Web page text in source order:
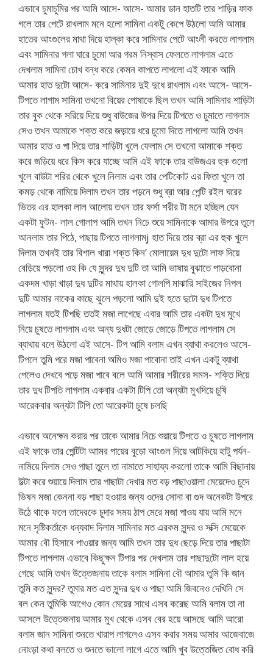
এভাবে চুমাচুমির পর আমি আসে- আসে- আমার ডান হাতটি তার শাড়ির ফাক
গলে তার পেটে রাখলাম মনে হলো সামিনা একটু কেপে উঠলো আমি আমার
হাতের আংগুলের মাথা দিয়ে হাল্কা করে সামিনার পেটে আংলী করতে লাগলাম
এবং সামিনার গলা ঘারে চুমো আর গরম নিস্বাস ফেলতে লাগলাম এতে
দেখলাম সামিনা চোখ বন্ধ করে কেমন কাপতে লাগলো এই ফাকে আমি
আমার হাত দুটো আসে- করে সামিনার দুই দুধে রাখলাম এবং আসে- আসে-
টিপতে লাগাম সামিনা তখনো বিয়ের পোষাকে ছিল তখন আমি সামিনার শাড়িটা
তার বুক থেকে সরিয়ে দিয়ে শুধু বাউজের উপর দিয়ে টিপতে ও চুমাতে লাগলাম
সেও তখন আমাকে শক্ত করে জড়ায়ে ধরে চুমো দিতে লাগলো আমি তখন
আমার হাত ও পা দিয়ে তার শাড়িটা খুলে ফেলাম সে তখনো আমাকে শক্ত
করে জড়িয়ে ধরে কিস করে যাচ্ছে আমি এই ফাকে তার বাউজএর হুক গুলো
খুলে বাউটা শরির থেকে খুলে নিলাম এবং তার পেটিকোট এর ফিতা খুলে তা
কমড় থেকে নামিয়ে দিলাম তখন তার পড়নে শুধু ব্রা আর পেন্টি রইল ঘরের
ভিতর এর হালকা লাল আলোয় তখন তার ফর্সা শরীর টা মনে হচ্ছিল যেন
একটা ফুটন- লাল গোলাপ আমি তখন নিচে শুয়ে সামিনাকে আমার উপরে তুলে
আনলাম তার পিঠে, পাছায় টিপতে লাগলাম্j হাত দিয়ে তার ব্রা এর হুক খুলে
দিলাম তখনই তার বিশাল খারা শক্ত কিন’ মোলায়েম দুধ দুটো লাফ দিয়ে
বেড়িয়ে পড়লো ওহ কি যে সুন্দর দুধ দুটি তা আমি ভাষায় বুঝাতে পাড়বোনা
একদম খাড়া খাড়া দুধ দুটির মাথায় হালকা গোলপি মাঝারি সাইজের নিপল
দুটি আমার নাকের কাছে ঝুলে পড়লো আমি দুই হতে দুটো দুধ টিপতে
লাগলাম যতই টিপছি ততই মজা লাগেছে এবার আমি তার একটা দুধ মুখে
নিয়ে চুষতে লাগলাম এবং অন্য দুধটা জোড়ে জোড়ে টিপতে লাগলাম সে
ব্যাথায় বলে উঠলো এই আসে- টিপ আমি বলাম এখন ব্যাথা করলেও আসে-
টিপলে তুমি পরে মজা পাবেনা অমিও মজা পাবোনা তাই এখন একটু ব্যাথা
পেলেও দেখবে পড়ে মজা পাবে বলে আমি আমার শরীরের সমস- শক্তি দিয়ে
তার দুধ টিপতি লাগলাম একবার একটা টিপি তো অন্যটা মুখদিয়ে চুষি
আরেকবার অন্যটা টিপি তো আরেকটা চুষে চলছি
এভাবে অনেক্ষন করার পর তাকে আমার নিচে শুয়ায়ে টিপতে ও চুষতে লাগলাম
এই ফাকে তার পেন্টিটা আামর পায়ের বুড়ো আংগুল দিয়ে আটকিয়ে হাটু পর্যন-
নামিয়ে দিলাম সেও পাছা তুলে তা নামাতে সাহায্য করলো তাকে আমি বিছানায়
উল্টা করে শুয়ায়ে দিলাম তার পাছাটা দেখার মত বড় পাছাওয়ালা মেয়েদেও চুদে
ভিষন মজা কেননা বড় পাছা হওয়ার জন্য ওদের সোনা বা গুদ অনেকটা উপরে
উঠে থাকে ফলে তাদেরকে চুদার সময় ঠাপ মেরে মজা পাওয় যায় আমি মনে
মনে সৃষ্টিকর্তাকে ধন্যবাদ দিলাম সামিনার মত এরকম সুন্দর ও সক্সি মেয়েকে
আমার বৌ হিসাবে পাওয়ার জন্য আমি তখন তার দুধ ছেড়ে দিয়ে তার পাছাটা
টিপতে লাগলাম এভাবে কিছুক্ষন টিপার পর দেখলাম তার পাছাদুটো লাল হয়ে
গেছে আমি তখন উত্তেজনায় তাকে বলাম সামিনা বৌ আমার তুমি কি জান
তুমি কত সুন্দর? তুমার মত এত সুন্দর দুধ ও পাছা আমি জিবনেও দেখিনি সে
বল কেন তুমিকি আগেও কোন মেয়ের সাথে এসব করেছ আমি বলাম তা না
আসলে উত্তেজনায় আমার মুখ থেকে এসব বের হয়ে আসছে আমি আরো
বলাম জান সামিনা শুনতে খারাপ লাগলেও এসব করার সময় আমার আজেবাজে
নোংড়া কথা বলতে ও শুনতে ভালো লাগে এতে আমি খুব উত্তেজিত বোধ করি